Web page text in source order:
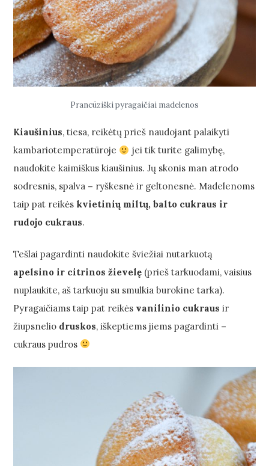
Prancūziški pyragaičiai madelenos
Kiaušinius, tiesa, reikėtų prieš naudojant palaikyti
kambariotemperatūroje
jei tik turite galimybę,
naudokite kaimiškus kiaušinius. Jų skonis man atrodo
sodresnis, spalva – ryškesnė ir geltonesnė. Madelenoms
taip pat reikės kvietinių miltų, balto cukraus ir
rudojo cukraus.
Tešlai pagardinti naudokite šviežiai nutarkuotą
apelsino ir citrinos žievelę (prieš tarkuodami, vaisius
nuplaukite, aš tarkuoju su smulkia burokine tarka).
Pyragaičiams taip pat reikės vanilinio cukrausir
žiupsnelio druskos, iškeptiems jiems pagardinti –
cukraus pudros